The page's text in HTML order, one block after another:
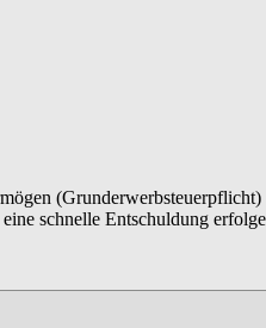
schnelle Entschuldung